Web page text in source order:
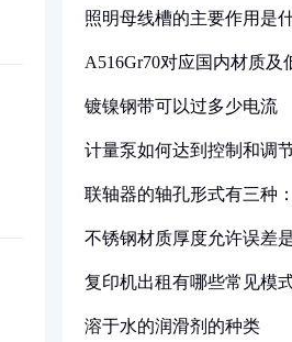
照明母线槽的主要作用是
A516Gr70对应国内材质及
镀镍钢带可以过多少电流
计量泵如何达到控制和调
联轴器的轴孔形式有三种
不锈钢材质厚度允许误差
复印机出租有哪些常见模
溶于水的润滑剂的种类